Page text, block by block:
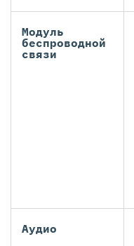
Модуль
беспроводной
связи
Аудио